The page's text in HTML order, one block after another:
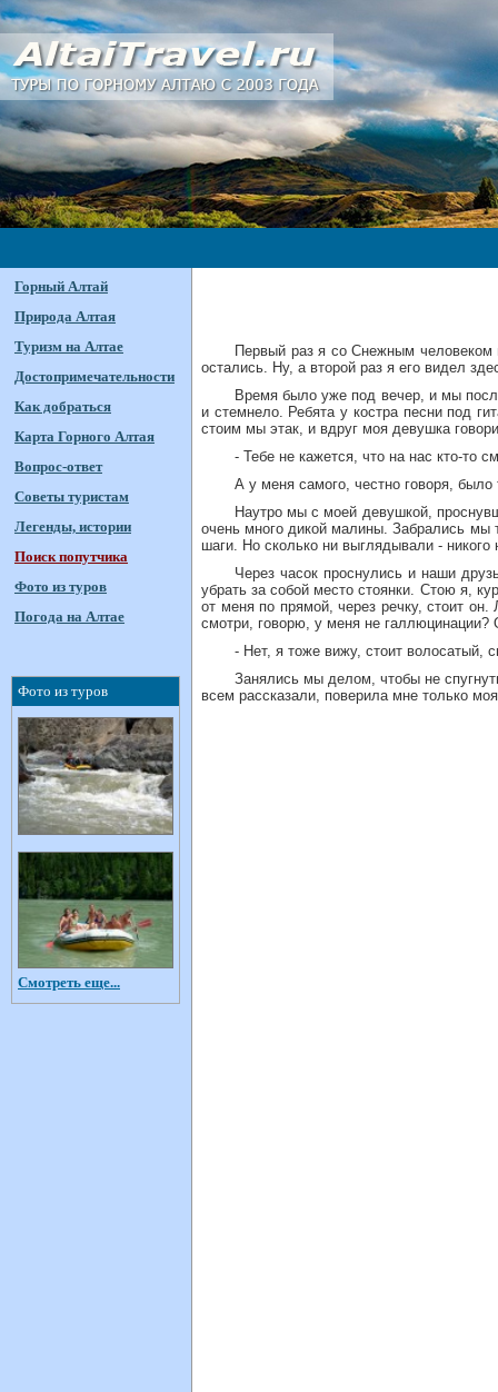
Горный Алтай
Природа Алтая
Туризм на Алтае
Достопримечательности
Как добраться
Карта Горного Алтая
Вопрос-ответ
Советы туристам
Легенды, истории
Поиск попутчика
Фото из туров
Погода на Алтае
Фото из туров
Смотреть еще...
Первый раз я со Снежным человеком
остались. Ну, а второй раз я его видел
Время было уже под вечер, и мы
и стемнело. Ребята у костра песни под
стоим мы этак, и вдруг моя девушка
- Тебе не кажется, что на нас кто-то
А у меня самого, честно говоря,
Наутро мы с моей девушкой,
очень много дикой малины. Забрались
шаги. Но сколько ни выглядывали - никого
Через часок проснулись и наши
убрать за собой место стоянки. Стою я,
от меня по прямой, через речку, стоит
смотри, говорю, у меня не
- Нет, я тоже вижу, стоит волосатый,
Занялись мы делом, чтобы не
всем рассказали, поверила мне только